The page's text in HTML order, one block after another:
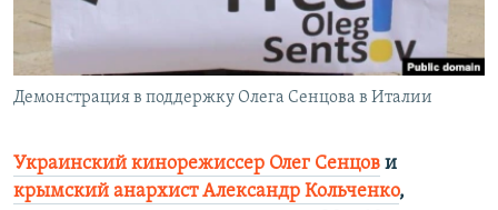
ELIFBE
Все сайты RFE/RL
Демонстрация в поддержку Олега Сенцова в Италии
Украинский кинорежиссер Олег Сенцов и
крымский анархист Александр Кольченко,